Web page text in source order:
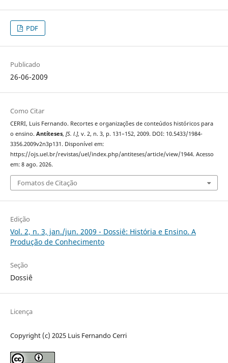
PDF
Publicado
26-06-2009
Como Citar
CERRI, Luis Fernando. Recortes e organizações de conteúdos históricos para
o ensino. Antíteses, [S. l.], v. 2, n. 3, p. 131–152, 2009. DOI: 10.5433/1984-
3356.2009v2n3p131. Disponível em:
https://ojs.uel.br/revistas/uel/index.php/antiteses/article/view/1944. Acesso
em: 8 ago. 2026.
Fomatos de Citação
Edição
Vol. 2, n. 3, jan./jun. 2009 - Dossiê: História e Ensino. A
Produção de Conhecimento
Seção
Dossiê
Licença
Copyright (c) 2025 Luis Fernando Cerri